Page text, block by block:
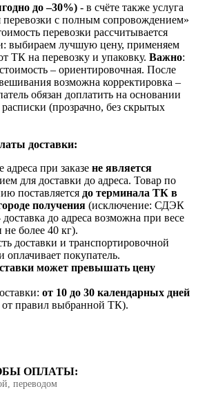
до –30%) - в счёте также услуга
перевозки с полным сопровождением»
перевозки рассчитывается
выбираем лучшую цену, применяем
ТК на перевозку и упаковку. Важно:
– ориентировочная. После
возможна корректировка –
обязан доплатить на основании
(прозрачно, без скрытых
доставки:
адреса при заказе не является
для доставки до адреса. Товар по
поставляется до терминала ТК в
получения (исключение: СДЭК
до адреса возможна при весе
более 40 кг).
доставки и транспортировочной
оплачивает покупатель.
может превышать цену
от 10 до 30 календарных дней
от правил выбранной ТК).
ОПЛАТЫ:
переводом